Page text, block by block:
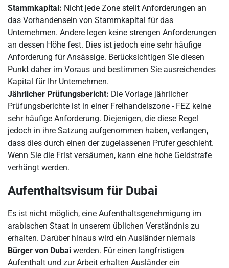
Stammkapital: Nicht jede Zone stellt Anforderungen an
das Vorhandensein von Stammkapital für das
Unternehmen. Andere legen keine strengen Anforderungen
an dessen Höhe fest. Dies ist jedoch eine sehr häufige
Anforderung für Ansässige. Berücksichtigen Sie diesen
Punkt daher im Voraus und bestimmen Sie ausreichendes
Kapital für Ihr Unternehmen.
Jährlicher Prüfungsbericht: Die Vorlage jährlicher
Prüfungsberichte ist in einer Freihandelszone - FEZ keine
sehr häufige Anforderung. Diejenigen, die diese Regel
jedoch in ihre Satzung aufgenommen haben, verlangen,
dass dies durch einen der zugelassenen Prüfer geschieht.
Wenn Sie die Frist versäumen, kann eine hohe Geldstrafe
verhängt werden.
Aufenthaltsvisum für Dubai
Es ist nicht möglich, eine Aufenthaltsgenehmigung im
arabischen Staat in unserem üblichen Verständnis zu
erhalten. Darüber hinaus wird ein Ausländer niemals
Bürger von Dubai werden. Für einen langfristigen
Aufenthalt und zur Arbeit erhalten Ausländer ein